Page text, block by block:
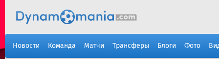
Новости Команда Матчи Трансферы Блоги Фото